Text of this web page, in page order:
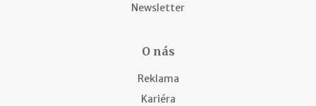
Newsletter
O nás
Reklama
Kariéra